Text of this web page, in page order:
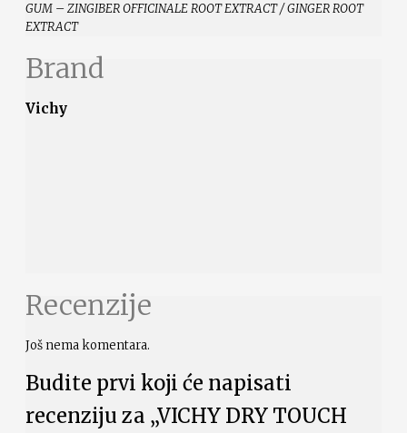
GUM – ZINGIBER OFFICINALE ROOT EXTRACT / GINGER ROOT
EXTRACT
Brand
Vichy
Recenzije
Još nema komentara.
Budite prvi koji će napisati
recenziju za „VICHY DRY TOUCH